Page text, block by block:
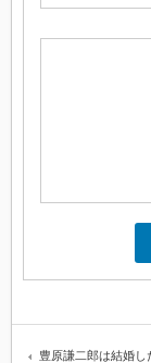
豊原謙二郎は結婚